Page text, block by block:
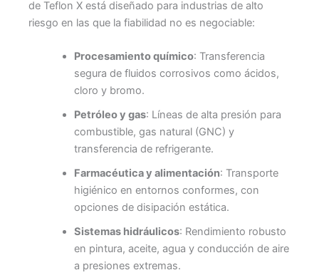
de Teflon X está diseñado para industrias de alto
riesgo en las que la fiabilidad no es negociable:
Procesamiento químico: Transferencia
segura de fluidos corrosivos como ácidos,
cloro y bromo.
Petróleo y gas: Líneas de alta presión para
combustible, gas natural (GNC) y
transferencia de refrigerante.
Farmacéutica y alimentación: Transporte
higiénico en entornos conformes, con
opciones de disipación estática.
Sistemas hidráulicos: Rendimiento robusto
en pintura, aceite, agua y conducción de aire
a presiones extremas.